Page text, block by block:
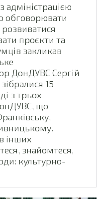
адміністрацією
обговорювати
проєкти та
закликав
ДонДУВС Сергій
15
з трьох
що
інших
знайомтеся,
культурно-